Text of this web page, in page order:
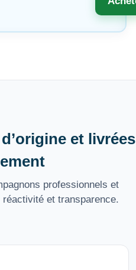
et livrées
professionnels et
et transparence.